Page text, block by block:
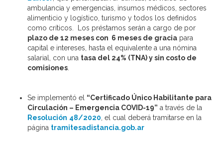
ambulancia y emergencias, insumos médicos, sectores
alimenticio y logístico, turismo y todos los definidos
como críticos. Los préstamos serán a cargo de por
plazo de 12 meses con 6 meses de gracia para
capital e intereses, hasta el equivalente a una nómina
salarial, con una tasa del 24% (TNA) y sin costo de
comisiones
Se implementó el “Certificado Único Habilitante para
Circulación – Emergencia COVID-19” a través de la
Resolución 48/2020 , el cual deberá tramitarse en la
página tramitesadistancia.gob.ar